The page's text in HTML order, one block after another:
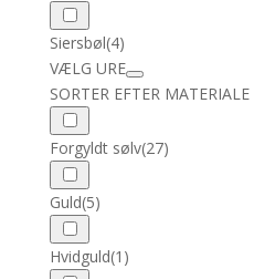
Siersbøl(4)
VÆLG URE
SORTER EFTER MATERIALE
Forgyldt sølv(27)
Guld(5)
Hvidguld(1)